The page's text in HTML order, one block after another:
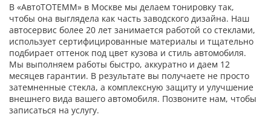
В «АвтоТОТЕММ» в Москве мы делаем тонировку так,
чтобы она выглядела как часть заводского дизайна. Наш
автосервис более 20 лет занимается работой со стеклами,
использует сертифицированные материалы и тщательно
подбирает оттенок под цвет кузова и стиль автомобиля.
Мы выполняем работы быстро, аккуратно и даем 12
месяцев гарантии. В результате вы получаете не просто
затемненные стекла, а комплексную защиту и улучшение
внешнего вида вашего автомобиля. Позвоните нам, чтобы
записаться на услугу.